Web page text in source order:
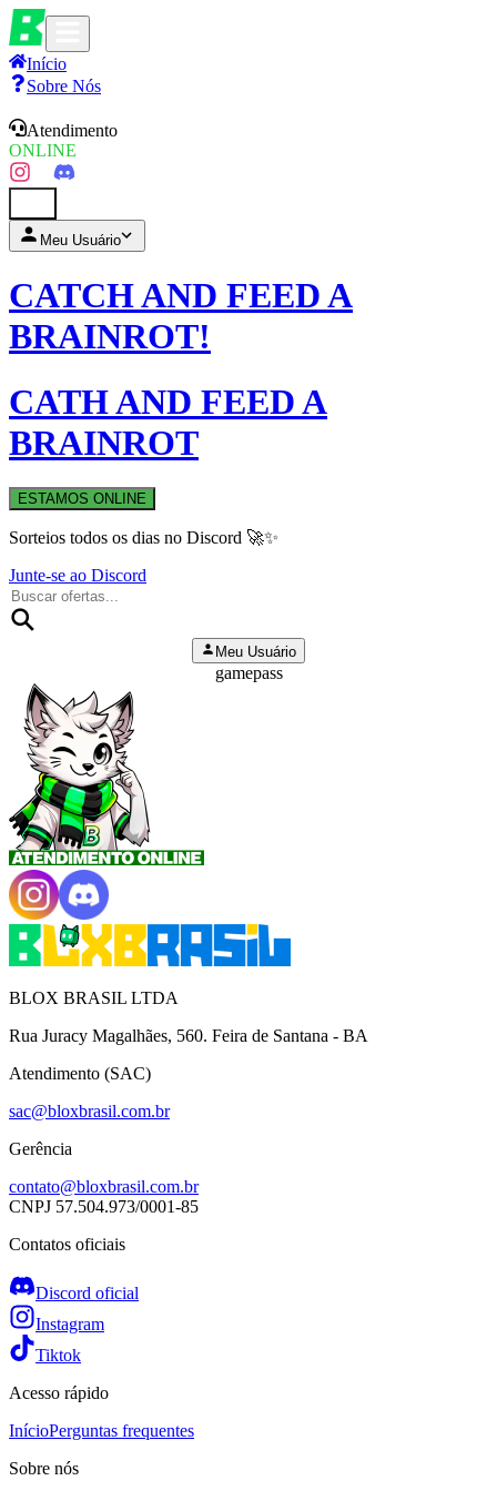
Início
Sobre Nós
Atendimento
ONLINE
Meu Usuário
CATCH AND FEED A
BRAINROT!
CATH AND FEED A
BRAINROT
ESTAMOS ONLINE
Sorteios todos os dias no Discord 🚀✨
Junte-se ao Discord
Meu Usuário
gamepass
BLOX BRASIL LTDA
Rua Juracy Magalhães, 560. Feira de Santana - BA
Atendimento (SAC)
sac@bloxbrasil.com.br
Gerência
contato@bloxbrasil.com.br
CNPJ 57.504.973/0001-85
Contatos oficiais
Discord oficial
Instagram
Tiktok
Acesso rápido
InícioPerguntas frequentes
Sobre nós